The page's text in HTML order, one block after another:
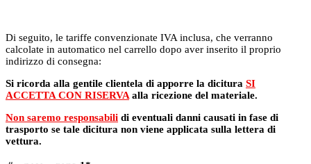
Di seguito, le tariffe convenzionate IVA inclusa, che verranno
calcolate in automatico nel carrello dopo aver inserito il proprio
indirizzo di consegna:
Si ricorda alla gentile clientela di apporre la dicitura SI
ACCETTA CON RISERVA alla ricezione del materiale.
Non saremo responsabili di eventuali danni causati in fase di
trasporto se tale dicitura non viene applicata sulla lettera di
vettura.